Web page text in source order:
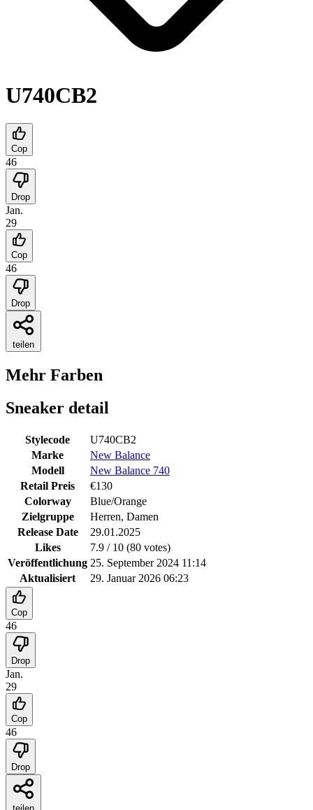
U740CB2
Cop
46
Drop
Jan.
29
Cop
46
Drop
teilen
Mehr Farben
Sneaker detail
Stylecode
U740CB2
Marke
New Balance
Modell
New Balance 740
Retail Preis
€130
Colorway
Blue/Orange
Zielgruppe
Herren, Damen
Release Date
29.01.2025
Likes
7.9 / 10 (80 votes)
Veröffentlichung 25. September 2024 11:14
Aktualisiert
29. Januar 2026 06:23
Cop
46
Drop
Jan.
29
Cop
46
Drop